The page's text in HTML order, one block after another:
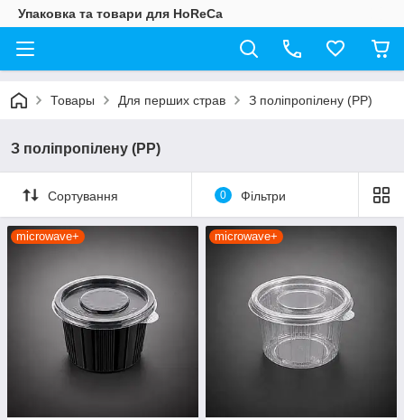
Упаковка та товари для HoReCa
Товары Для перших страв З поліпропілену (PP)
З поліпропілену (PP)
Сортування 0 Фільтри
microwave+ microwave+